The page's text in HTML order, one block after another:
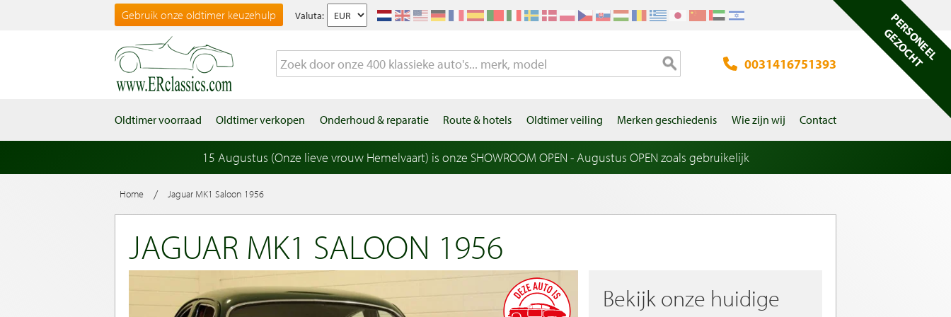
Gebruik onze oldtimer keuzehulp Valuta:
0031416751393
Oldtimer voorraad Oldtimer verkopen Onderhoud & reparatie Route & hotels Oldtimer veiling Merken geschiedenis Wie zijn wij Contact
15 Augustus (Onze lieve vrouw Hemelvaart) is onze SHOWROOM OPEN - Augustus OPEN zoals gebruikelijk
Home / Jaguar MK1 Saloon 1956
JAGUAR MK1 SALOON 1956
Bekijk onze huidige
PERSONEEL
GEZOCHT